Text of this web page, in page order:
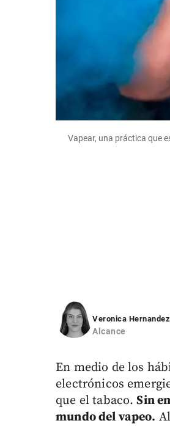
Vapear, una práctica que
Veronica
Alcance
En medio de los
electrónicos
que el tabaco.Sin
mundo del vapeo.